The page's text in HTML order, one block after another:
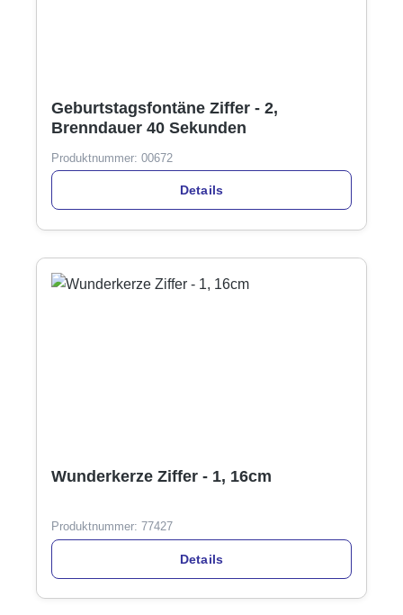
Geburtstagsfontäne Ziffer - 2,
Brenndauer 40 Sekunden
Produktnummer: 00672
Details
Wunderkerze Ziffer - 1, 16cm
Produktnummer: 77427
Details